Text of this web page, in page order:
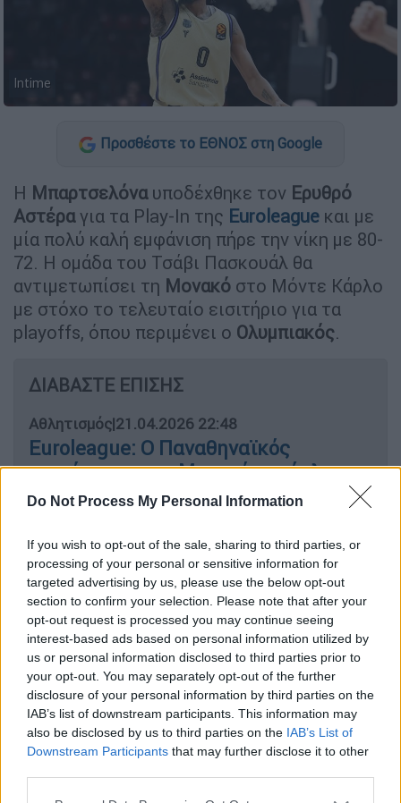
Do Not Process My Personal Information
If you wish to opt-out of the sale, sharing to third parties, or
processing of your personal or sensitive information for
targeted advertising by us, please use the below opt-out
section to confirm your selection. Please note that after your
opt-out request is processed you may continue seeing
interest-based ads based on personal information utilized by
us or personal information disclosed to third parties prior to
your opt-out. You may separately opt-out of the further
disclosure of your personal information by third parties on the
IAB’s list of downstream participants. This information may
also be disclosed by us to third parties on the IAB’s List of
Downstream Participants that may further disclose it to other
Intime
Προσθέστε το ΕΘΝΟΣ στη Google
Η Μπαρτσελόναυποδέχθηκε τον Ερυθρό
Αστέραγια τα Play-In της Euroleague και με
μία πολύ καλή εμφάνιση πήρε την νίκη με 80-
72. Η ομάδα του Τσάβι Πασκουάλ θα
αντιμετωπίσει τη Μονακό στο Μόντε Κάρλο
με στόχο το τελευταίο εισιτήριο για τα
playoffs, όπου περιμένει ο Ολυμπιακός.
ΔΙΑΒΑΣΤΕ ΕΠΙΣΗΣ
Αθλητισμός|21.04.2026 22:48
Euroleague: Ο Παναθηναϊκός
κυριάρχησε της Μονακό και έκλεισε
θέση στα playoffs με αντίπαλο τη
Το βράδυ της Παρασκευής (24/4), η Μονακό
θα υποδεχθεί την Μπαρτσελόνα και η ομάδα
που θα νικήσει, θα καταλάβει την όγδοη θέση
και θα βρεθεί στον δρόμο του Ολυμπιακού
στα playoffs της Euroleague για μια θέση στο
Final 4.
Για την Μπαρτσελόνα που ήταν ανώτερη
απέναντι στον Αστέρα, ξεχώρισαν οι Ουίλ